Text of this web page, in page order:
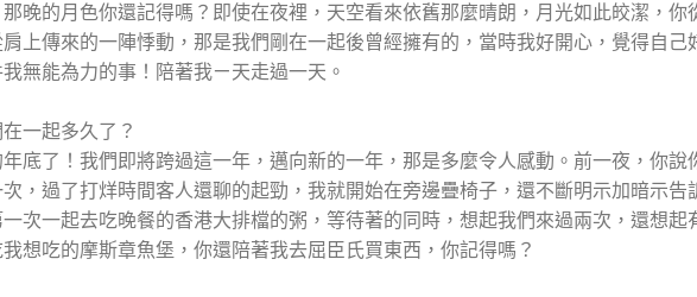
晚的月色你還記得嗎？即使在夜裡，天空看來依舊那麼晴朗，月光如此皎潔，你
上傳來的一陣悸動，那是我們剛在一起後曾經擁有的，當時我好開心，覺得自己
無能為力的事！陪著我ㄧ天走過一天。
一起多久了？
底了！我們即將跨過這一年，邁向新的一年，那是多麼令人感動。前一夜，你說
，過了打烊時間客人還聊的起勁，我就開始在旁邊疊椅子，還不斷明示加暗示告
次一起去吃晚餐的香港大排檔的粥，等待著的同時，想起我們來過兩次，還想起
想吃的摩斯章魚堡，你還陪著我去屈臣氏買東西，你記得嗎？